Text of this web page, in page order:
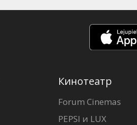
Кинотеатр
Forum Cinemas
PEPSI и LUX